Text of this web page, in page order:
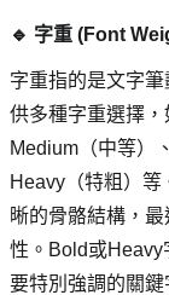
🔹 字重 (Font
字重指的是文字
供多種字重選擇，
Medium（中等）
Heavy（特粗）
晰的骨骼結構，
性。Bold或Heavy
要特別強調的關鍵